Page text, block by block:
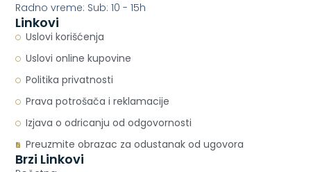
Linkovi
Uslovi korišćenja
Uslovi online kupovine
Politika privatnosti
Prava potrošača i reklamacije
Izjava o odricanju od odgovornosti
Preuzmite obrazac za odustanak od ugovora
Brzi Linkovi
Radno vreme: Sub: 10 - 15h